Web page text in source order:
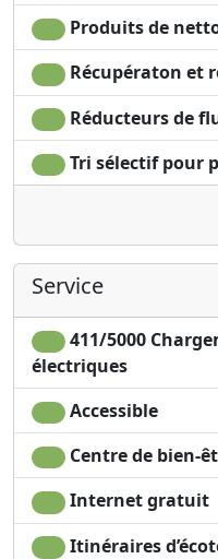
Produits de
Récupératon et
Réducteurs de
Tri sélectif pour
Service
411/5000
électriques
Accessible
Centre de bien-
Internet gratuit
Itinéraires